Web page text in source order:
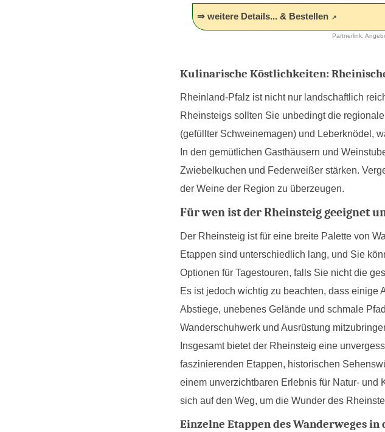
⇒ weitere Details... & Bestellen
Partnerlink,
Kulinarische Köstlichkeiten:
Rheinland-Pfalz ist nicht nur landschaftlich
Rheinsteigs sollten Sie unbedingt die
(gefüllter Schweinemagen) und Leberknödel,
In den gemütlichen Gasthäusern und
Zwiebelkuchen und Federweißer stärken.
der Weine der Region zu überzeugen.
Für wen ist der Rheinsteig geeignet
Der Rheinsteig ist für eine breite Palette von
Etappen sind unterschiedlich lang, und Sie
Optionen für Tagestouren, falls Sie nicht die
Es ist jedoch wichtig zu beachten, dass einige
Abstiege, unebenes Gelände und schmale
Wanderschuhwerk und Ausrüstung
Insgesamt bietet der Rheinsteig eine
faszinierenden Etappen, historischen
einem unverzichtbaren Erlebnis für Natur-
sich auf den Weg, um die Wunder des
Einzelne Etappen des Wanderweges